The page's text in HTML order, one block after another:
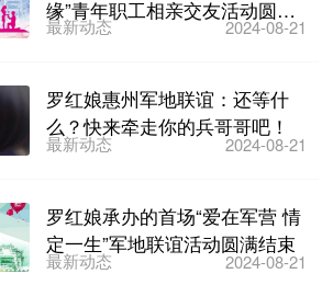
缘”青年职工相亲交友活动圆满
结束
最新动态 2024-08-21
罗红娘惠州军地联谊：还等什
么？快来牵走你的兵哥哥吧！
最新动态 2024-08-21
罗红娘承办的首场“爱在军营 情
定一生”军地联谊活动圆满结束
最新动态 2024-08-21